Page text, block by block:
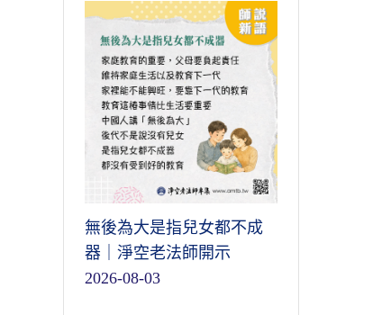
無後為大是指兒女都不成
器｜淨空老法師開示
2026-08-03